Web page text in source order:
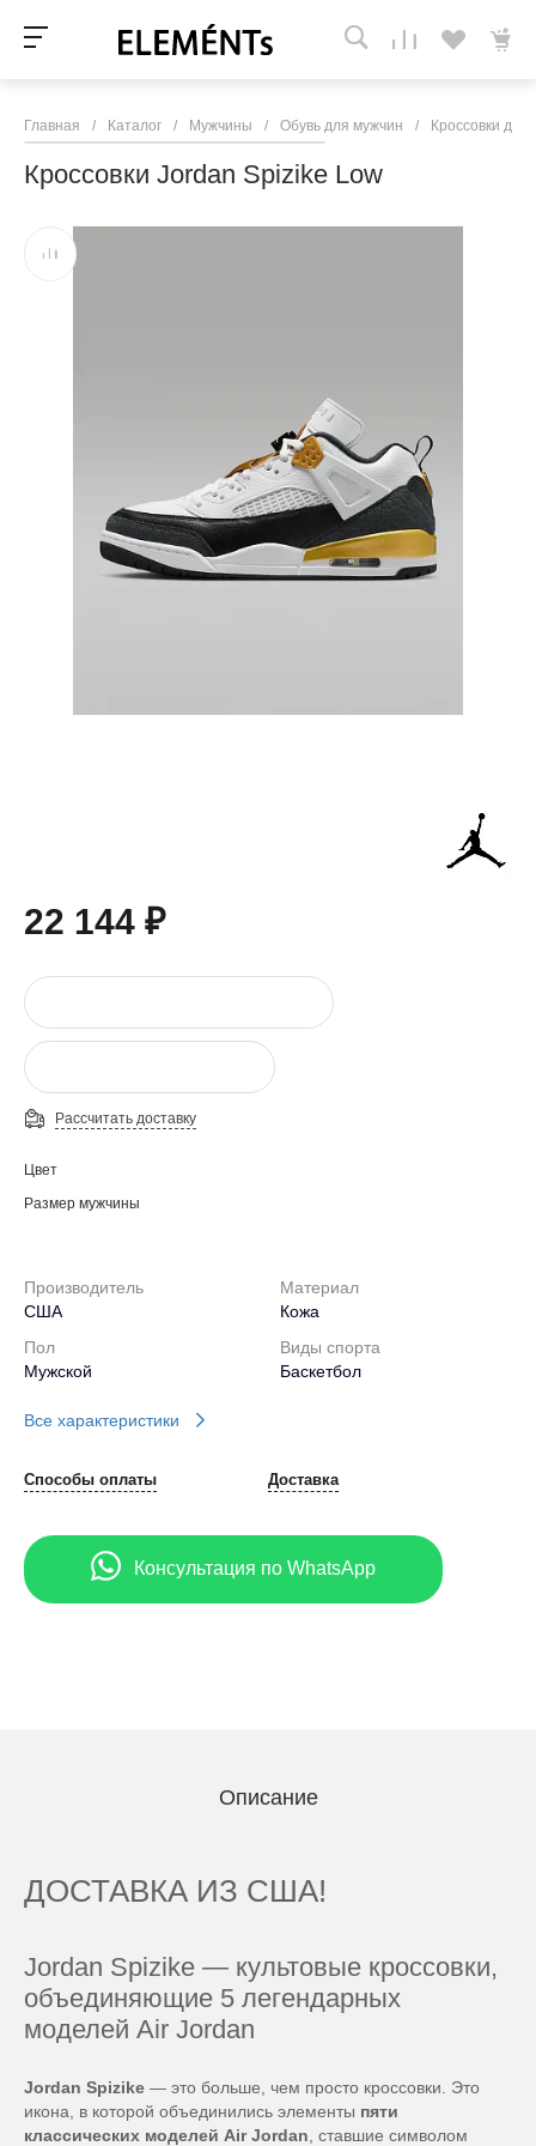
Главная / Каталог / Мужчины / Обувь для мужчин / Кроссовки для
Кроссовки Jordan Spizike Low
22 144 ₽
Рассчитать доставку
Цвет
Размер мужчины
Производитель
США
Материал
Кожа
Пол
Мужской
Виды спорта
Баскетбол
Все характеристики
Способы оплаты Доставка
Консультация по WhatsApp
Описание
ДОСТАВКА ИЗ США!
Jordan Spizike — культовые кроссовки,
объединяющие 5 легендарных
моделей Air Jordan
Jordan Spizike — это больше, чем просто кроссовки. Это
икона, в которой объединились элементы пяти
классических моделей Air Jordan , ставшие символом